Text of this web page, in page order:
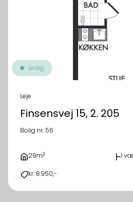
Ledig
Leje
Finsensvej 15, 2. 205
Bolig nr. 56
29m2 1
kr. 8.950,-